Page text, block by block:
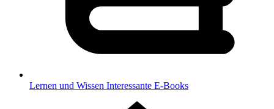
Lernen und Wissen Interessante E-Books